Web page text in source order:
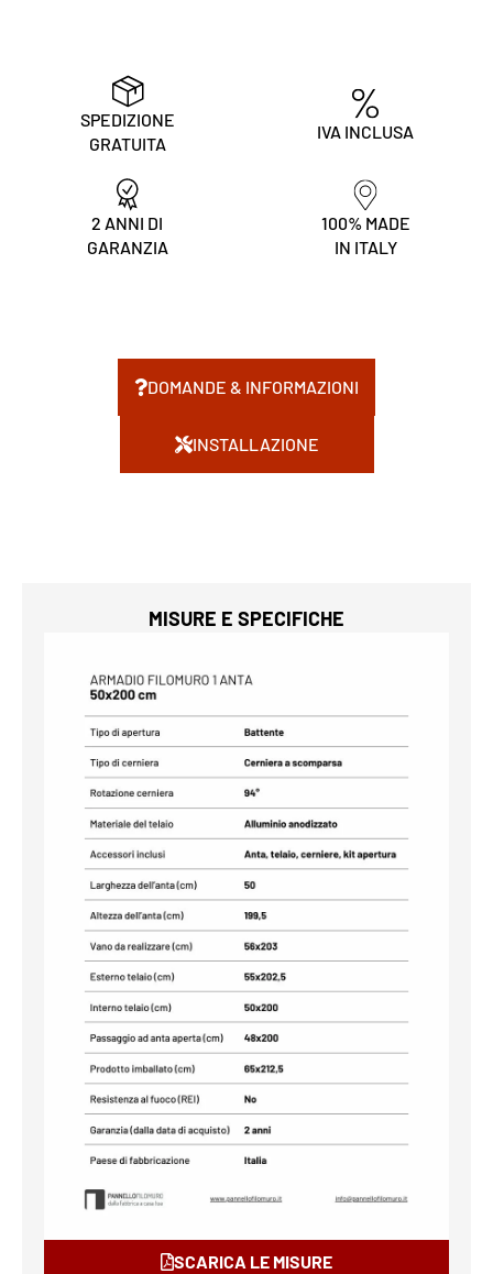
SPEDIZIONE
GRATUITA
IVA INCLUSA
2 ANNI DI
GARANZIA
100% MADE
IN ITALY
DOMANDE & INFORMAZIONI
INSTALLAZIONE
MISURE E SPECIFICHE
SCARICA LE MISURE